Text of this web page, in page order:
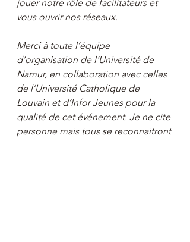
jouer notre rôle de facilitateurs et
vous ouvrir nos réseaux.
Merci à toute l’équipe
d’organisation de l’Université de
Namur, en collaboration avec celles
de l’Université Catholique de
Louvain et d’Infor Jeunes pour la
qualité de cet événement. Je ne cite
personne mais tous se reconnaitront